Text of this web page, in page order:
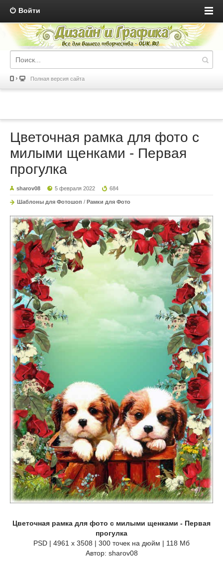
Войти
Полная версия сайта
Цветочная рамка для фото с
милыми щенками - Первая
прогулка
sharov08 5 февраля 2022 684
Шаблоны для Фотошоп / Рамки для Фото
Цветочная рамка для фото с милыми щенками - Первая
прогулка
PSD | 4961 х 3508 | 300 точек на дюйм | 118 Мб
Автор: sharov08